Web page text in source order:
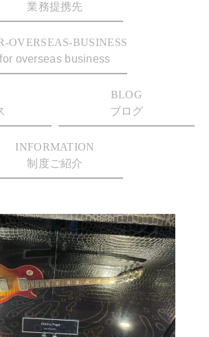
業務提携先
OVERSEAS-BUSINESS
for overseas business
BLOG
ブログ
INFORMATION
制度ご紹介